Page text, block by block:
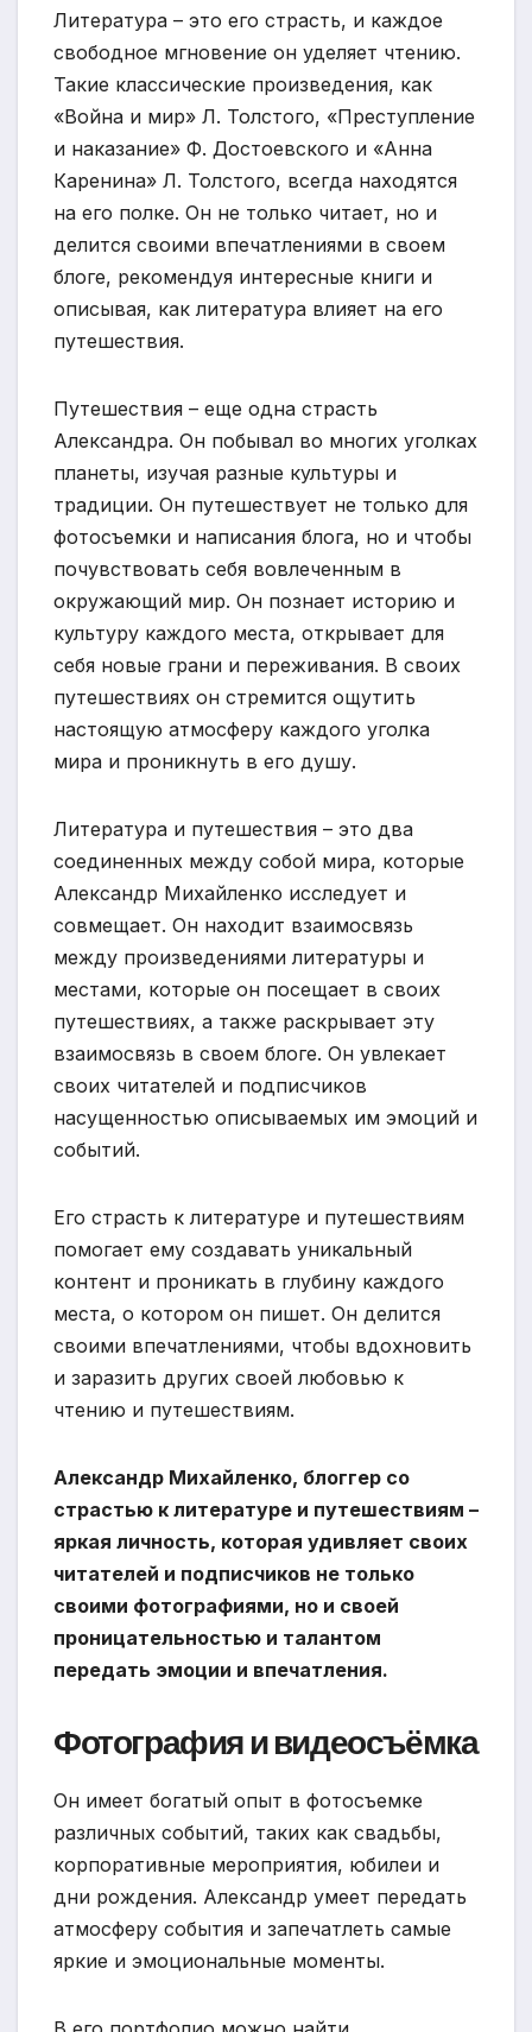
Литература – это его страсть, и каждое
свободное мгновение он уделяет чтению.
Такие классические произведения, как
«Война и мир» Л. Толстого, «Преступление
и наказание» Ф. Достоевского и «Анна
Каренина» Л. Толстого, всегда находятся
на его полке. Он не только читает, но и
делится своими впечатлениями в своем
блоге, рекомендуя интересные книги и
описывая, как литература влияет на его
путешествия.
Путешествия – еще одна страсть
Александра. Он побывал во многих уголках
планеты, изучая разные культуры и
традиции. Он путешествует не только для
фотосъемки и написания блога, но и чтобы
почувствовать себя вовлеченным в
окружающий мир. Он познает историю и
культуру каждого места, открывает для
себя новые грани и переживания. В своих
путешествиях он стремится ощутить
настоящую атмосферу каждого уголка
мира и проникнуть в его душу.
Литература и путешествия – это два
соединенных между собой мира, которые
Александр Михайленко исследует и
совмещает. Он находит взаимосвязь
между произведениями литературы и
местами, которые он посещает в своих
путешествиях, а также раскрывает эту
взаимосвязь в своем блоге. Он увлекает
своих читателей и подписчиков
насущенностью описываемых им эмоций и
событий.
Его страсть к литературе и путешествиям
помогает ему создавать уникальный
контент и проникать в глубину каждого
места, о котором он пишет. Он делится
своими впечатлениями, чтобы вдохновить
и заразить других своей любовью к
чтению и путешествиям.
Александр Михайленко, блоггер со
страстью к литературе и путешествиям –
яркая личность, которая удивляет своих
читателей и подписчиков не только
своими фотографиями, но и своей
проницательностью и талантом
передать эмоции и впечатления.
Фотография и видеосъёмка
Он имеет богатый опыт в фотосъемке
различных событий, таких как свадьбы,
корпоративные мероприятия, юбилеи и
дни рождения. Александр умеет передать
атмосферу события и запечатлеть самые
яркие и эмоциональные моменты.